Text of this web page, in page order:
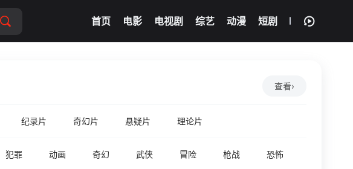
首页 电影 电视剧 综艺 动漫 短剧
查看›
纪录片 奇幻片 悬疑片 理论片
犯罪 动画 奇幻 武侠 冒险 枪战 恐怖